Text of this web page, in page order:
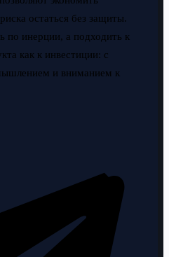
остаться без защиты.
по инерции, а подходить к
как к инвестиции: с
и вниманием к